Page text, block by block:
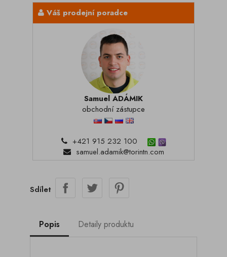
Váš prodejní poradce
Samuel ADÁMIK
obchodní zástupce
+421 915 232 100
samuel.adamik@torintn.com
Sdílet
Popis Detaily produktu